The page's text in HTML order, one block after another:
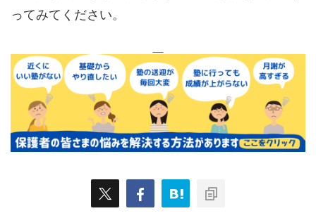
ってみてください。